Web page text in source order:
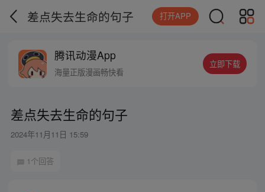
差点失去生命的句子 打开APP
腾讯动漫App
海量正版漫画畅快看
立即下载
差点失去生命的句子
2024年11月11日 15:59
1个回答